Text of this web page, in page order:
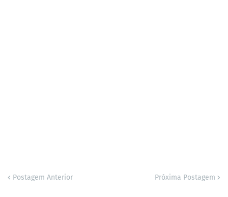
Postagem Anterior Próxima Postagem